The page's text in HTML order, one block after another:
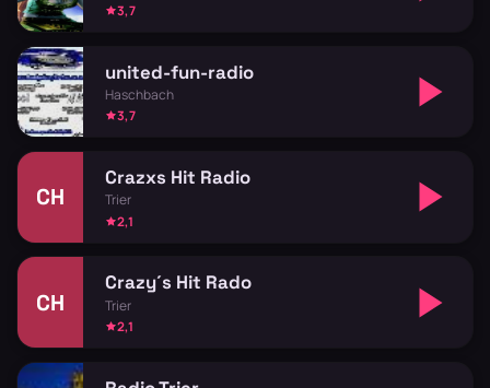
3,7
united-fun-radio
Haschbach
3,7
CH
Crazxs Hit Radio
Trier
2,1
CH
Crazy´s Hit Rado
Trier
2,1